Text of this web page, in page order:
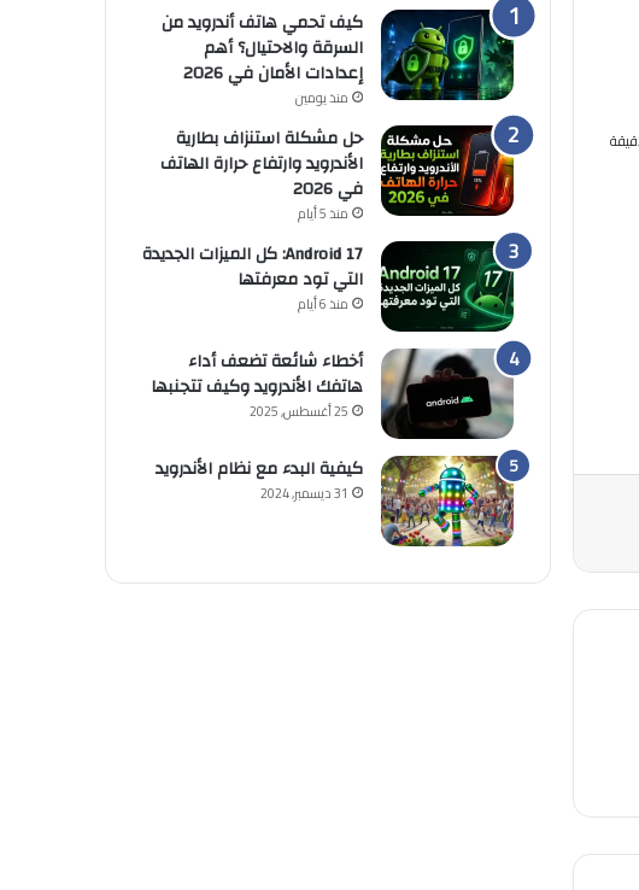
كيف تحمي هاتف أندرويد من
السرقة والاحتيال؟ أهم
إعدادات الأمان في 2026
منذ يومين
حل مشكلة استنزاف بطارية
الأندرويد وارتفاع حرارة الهاتف
في 2026
منذ 5 أيام
Android 17: كل الميزات الجديدة
التي تود معرفتها
منذ 6 أيام
أخطاء شائعة تضعف أداء
هاتفك الأندرويد وكيف تتجنبها
25 أغسطس, 2025
كيفية البدء مع نظام الأندرويد
31 ديسمبر, 2024